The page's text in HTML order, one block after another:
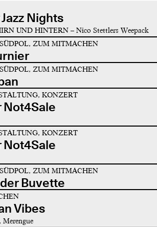
Nights
UND HINTERN – Nico Stettlers Weepack
ZUM MITMACHEN
ZUM MITMACHEN
KONZERT
Not4Sale
KONZERT
Not4Sale
ZUM MITMACHEN
Buvette
Vibes
Merengue